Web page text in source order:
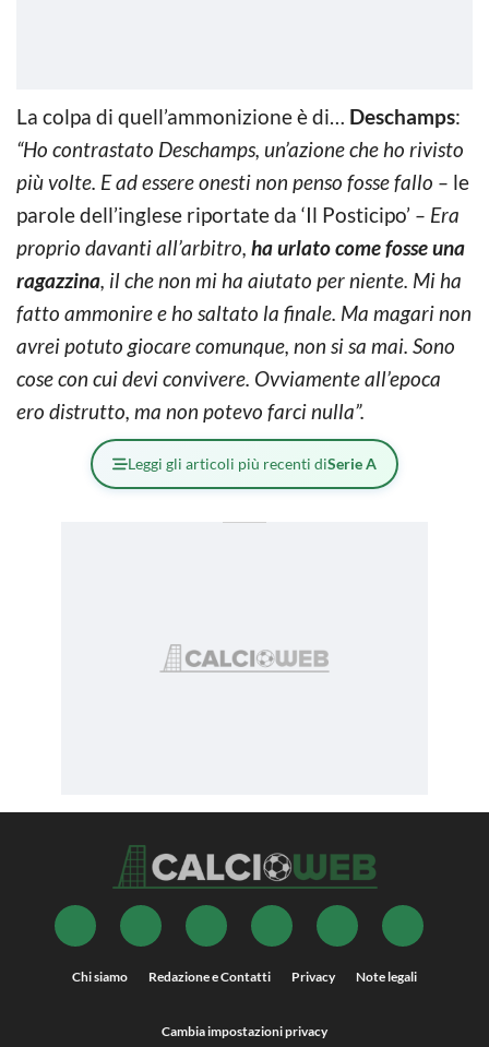
La colpa di quell’ammonizione è di… Deschamps:
“Ho contrastato Deschamps, un’azione che ho rivisto
più volte. E ad essere onesti non penso fosse fallo – le
parole dell’inglese riportate da ‘Il Posticipo’ – Era
proprio davanti all’arbitro, ha urlato come fosse una
ragazzina, il che non mi ha aiutato per niente. Mi ha
fatto ammonire e ho saltato la finale. Ma magari non
avrei potuto giocare comunque, non si sa mai. Sono
cose con cui devi convivere. Ovviamente all’epoca
ero distrutto, ma non potevo farci nulla”.
Leggi gli articoli più recenti diSerie A
Chi siamo Redazione e Contatti Privacy Note legali
Cambia impostazioni privacy